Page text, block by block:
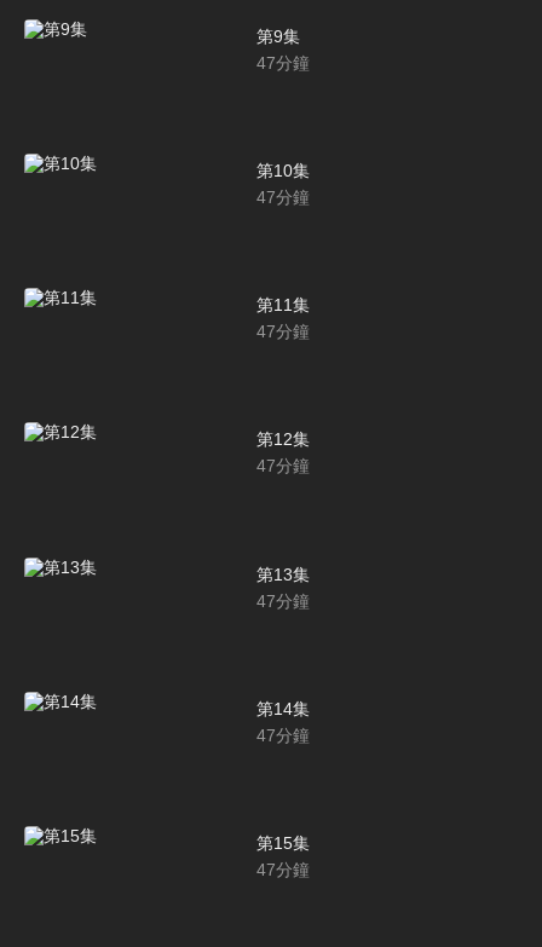
第9集
47分鐘
第10集
47分鐘
第11集
47分鐘
第12集
47分鐘
第13集
47分鐘
第14集
47分鐘
第15集
47分鐘